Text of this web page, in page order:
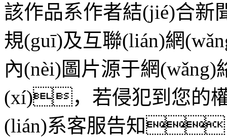
該作品系作者結(jié)合
規(guī)及互聯(lián)網
內(nèi)圖片源于網
(xí)，若侵犯到您
(lián)系客服告知